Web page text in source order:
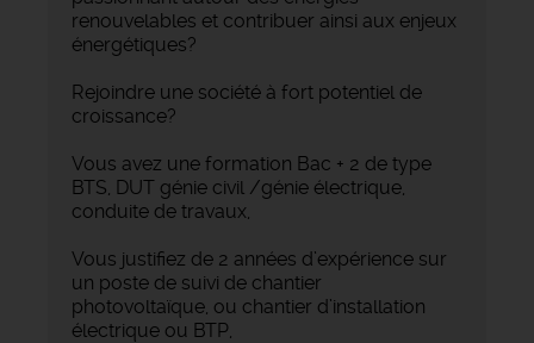
renouvelables et contribuer ainsi aux enjeux
énergétiques?
Rejoindre une société à fort potentiel de
croissance?
Vous avez une formation Bac + 2 de type
BTS, DUT génie civil /génie électrique,
conduite de travaux,
Vous justifiez de 2 années d’expérience sur
un poste de suivi de chantier
photovoltaïque, ou chantier d’installation
électrique ou BTP,